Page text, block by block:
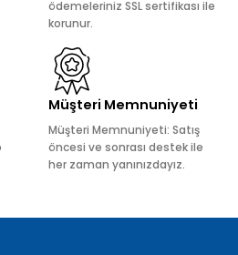
daha pahalı.
olmalı.
ödemeleriniz SSL sertifikası ile
korunur.
Müşteri Memnuniyeti
Müşteri Memnuniyeti: Satış
öncesi ve sonrası destek ile
her zaman yanınızdayız.